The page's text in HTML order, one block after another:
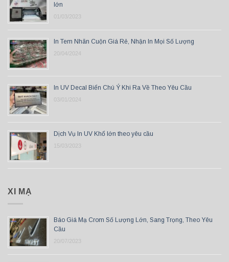
lớn
01/03/2023
In Tem Nhãn Cuộn Giá Rẻ, Nhận In Mọi Số Lượng
20/04/2024
In UV Decal Biển Chú Ý Khi Ra Về Theo Yêu Cầu
03/01/2024
Dịch Vụ In UV Khổ lớn theo yêu cầu
15/03/2023
XI MẠ
Báo Giá Mạ Crom Số Lượng Lớn, Sang Trọng, Theo Yêu
Cầu
20/07/2023